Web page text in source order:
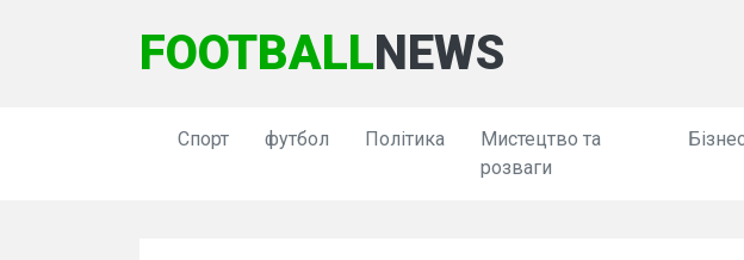
FOOTBALLNEWS
Спорт футбол Політика
Мистецтво та
розваги